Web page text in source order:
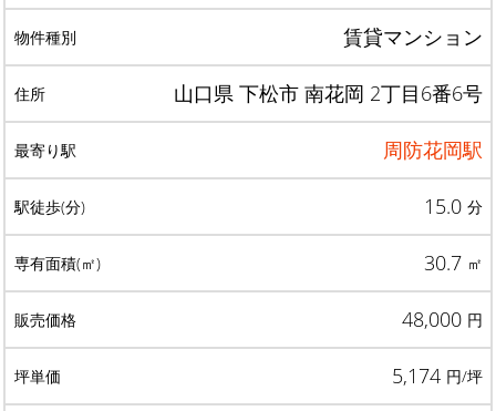
賃貸マンション
山口県 下松市 南花岡 2丁目6番6号
周防花岡駅
15.0 分
30.7 ㎡
48,000 円
5,174 円/坪